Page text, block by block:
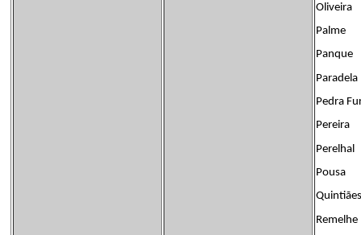
Oliveira
Palme
Panque
Paradela
Pedra
Pereira
Perelhal
Pousa
Quintiães
Remelhe